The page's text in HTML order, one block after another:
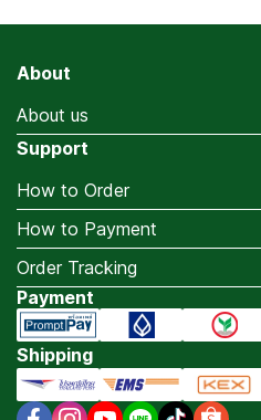
About
About us
Support
How to Order
How to Payment
Order Tracking
Payment
Shipping